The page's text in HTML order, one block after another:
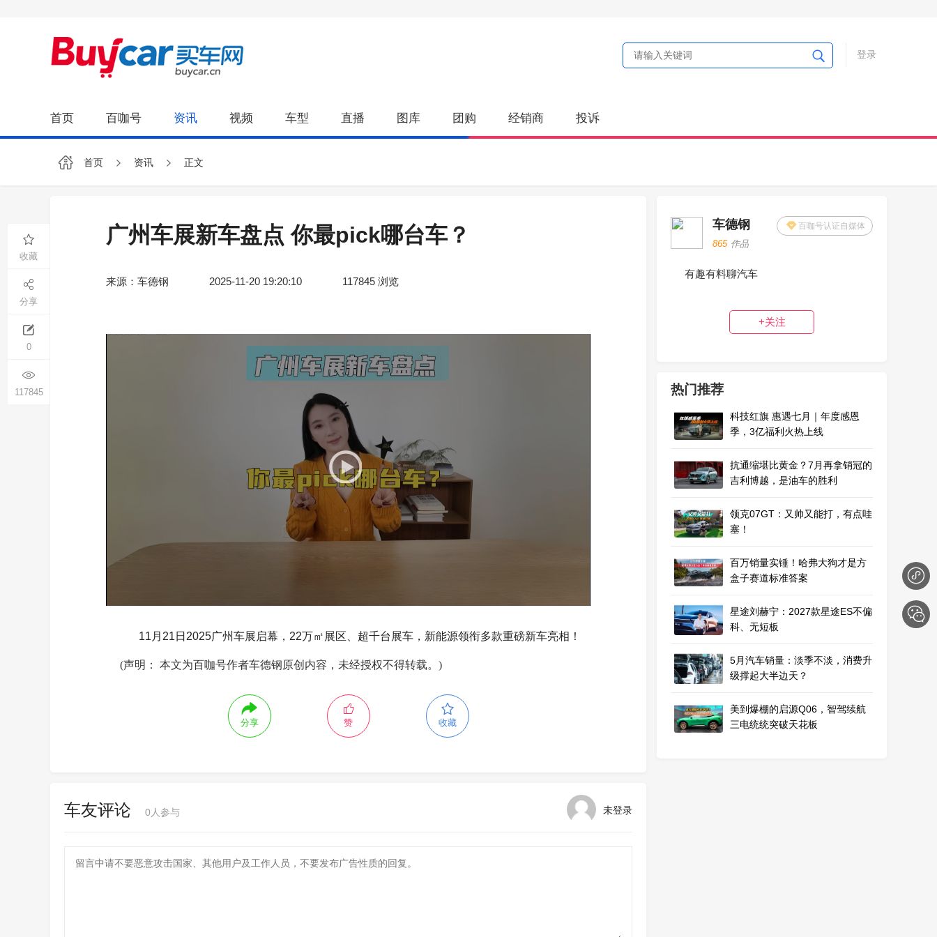
登录
首页 百咖号 资讯 视频 车型 直播 图库 团购 经销商 投诉
首页 资讯 正文
广州车展新车盘点 你最pick哪台车？
来源：车德钢 2025-11-20 19:20:10 117845 浏览
收藏
分享
0
117845
11月21日2025广州车展启幕，22万㎡展区、超千台展车，新能源领衔多款重磅新车亮相！
(声明： 本文为百咖号作者车德钢原创内容，未经授权不得转载。)
分享 赞 收藏
未登录
车友评论 0 人参与
车德钢 百咖号认证自媒体
865 作品
有趣有料聊汽车
+关注
热门推荐
科技红旗 惠遇七月｜年度感恩
季，3亿福利火热上线
抗通缩堪比黄金？7月再拿销冠的
吉利博越，是油车的胜利
领克07GT：又帅又能打，有点哇
塞！
百万销量实锤！哈弗大狗才是方
盒子赛道标准答案
星途刘赫宁：2027款星途ES不偏
科、无短板
5月汽车销量：淡季不淡，消费升
级撑起大半边天？
美到爆棚的启源Q06，智驾续航
三电统统突破天花板